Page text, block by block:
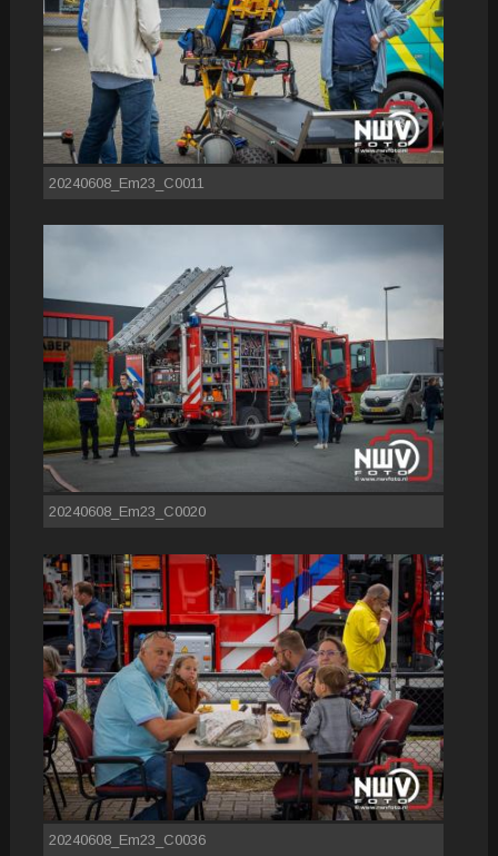
20240608_Em23_C0011
20240608_Em23_C0020
20240608_Em23_C0036